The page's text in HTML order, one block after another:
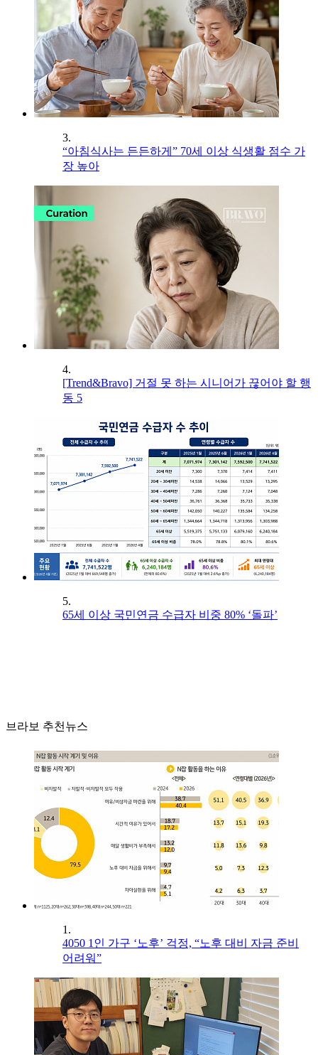
3.
“아침식사는 든든하게” 70세 이상 식생활 점수 가
장 높아
4.
[Trend&Bravo] 거절 못 하는 시니어가 끊어야 할 행
동 5
5.
65세 이상 국민연금 수급자 비중 80% ‘돌파’
브라보 추천뉴스
1.
4050 1인 가구 ‘노후’ 걱정, “노후 대비 자금 준비
어려워”